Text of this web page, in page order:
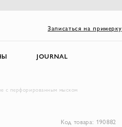
Записаться на примерку
JOURNAL
с перфорированным мыском
Код товара: 190882